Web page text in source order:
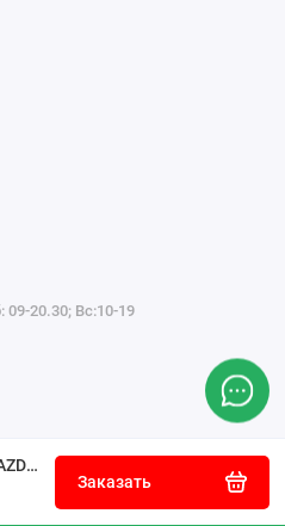
Изготовление ключей для MAZDA Proceed
Заказать
20.30; Вс:10-19